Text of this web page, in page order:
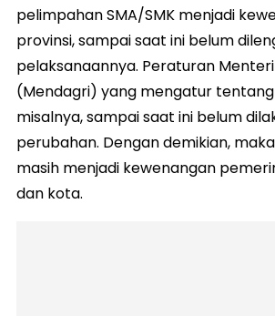
pelimpahan SMA/SMK menjadi
provinsi, sampai saat ini belum
pelaksanaannya. Peraturan
(Mendagri) yang mengatur
misalnya, sampai saat ini belum
perubahan. Dengan demikian,
masih menjadi kewenangan
dan kota.